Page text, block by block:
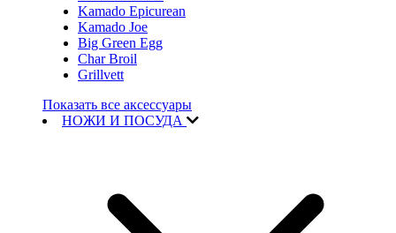
Kamado Epicurean
Kamado Joe
Big Green Egg
Char Broil
Grillvett
Показать все аксессуары
НОЖИ И ПОСУДА